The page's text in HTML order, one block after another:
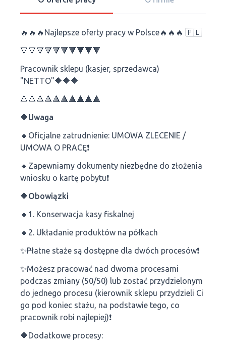
🔥🔥🔥Najlepsze oferty pracy w Polsce🔥🔥🔥 🇵🇱
🔻🔻🔻🔻🔻🔻🔻🔻🔻🔻
Pracownik sklepu (kasjer, sprzedawca)
"NETTO"🔶🔶🔶
🔺🔺🔺🔺🔺🔺🔺🔺🔺🔺
🔶Uwaga
🔸Oficjalne zatrudnienie: UMOWA ZLECENIE /
UMOWA O PRACĘ❗
🔸Zapewniamy dokumenty niezbędne do złożenia
wniosku o kartę pobytu❗
🔶Obowiązki
🔸1. Konserwacja kasy fiskalnej
🔸2. Układanie produktów na półkach
✨️Płatne staże są dostępne dla dwóch procesów❗
✨️Możesz pracować nad dwoma procesami
podczas zmiany (50/50) lub zostać przydzielonym
do jednego procesu (kierownik sklepu przydzieli Ci
go pod koniec stażu, na podstawie tego, co
pracownik robi najlepiej)❗
🔶Dodatkowe procesy: